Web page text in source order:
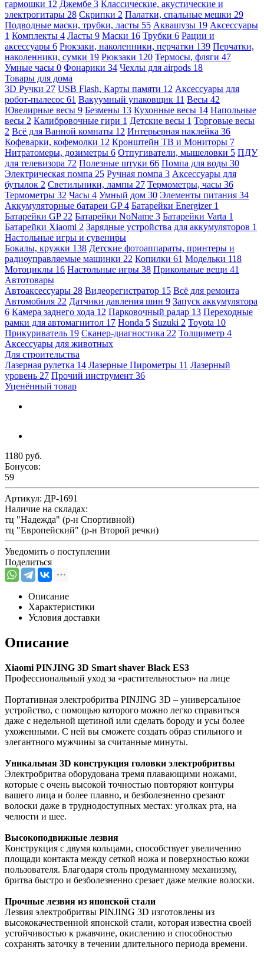
гармошки 12 Джембе 3 Классические, акустические и
электрогитары 28 Скрипки 2 Палатки, спальные мешки 29
Подводные маски, трубки, ласты 55 Аквашузы 19 Аксессуары
1 Комплекты 4 Ласты 9 Маски 16 Трубки 6 Рации и
аксессуары 6 Рюкзаки, наколенники, перчатки 139 Перчатки,
наколенники, сумки 19 Рюкзаки 120 Термосы, фляги 47
Умные часы 0 Фонарики 34 Чехлы для airpods 18
Товары для дома
3D Ручки 27 USB Flash, Карты памяти 12 Аксессуары для
робот-пылесос 61 Вакуумный упаковщик 11 Весы 42
Ювелирные весы 9 Безмены 13 Кухонные весы 14 Напольные
весы 2 Калибровочные гири 1 Детские весы 1 Торговые весы
2 Всё для Ванной комнаты 12 Интерьерная наклейка 36
Кофеварки, кофемолки 12 Кронштейн ТВ и Мониторы 7
Нитратомеры, дозиметры 6 Отпугиватели, мышеловки 5 ПДУ
для телевизора 72 Полезные штуки 66 Помпа для воды 30
Электрическая помпа 25 Ручная помпа 3 Аксессуары для
бутылок 2 Светильники, лампы 27 Термометры, часы 36
Термометры 32 Часы 4 Умный дом 30 Элементы питания 34
Аккумуляторные батареи GP4 Батарейки Energizer 1
Батарейки GP 22 Батарейки NoName 3 Батарейки Varta 1
Батарейки Xiaomi 2 Зарядные устройства для аккумуляторов 1
Настольные игры и сувениры
Бокалы, кружки 138 Детские фотоаппараты, принтеры и
радиоуправляемые машинки 22 Копилки 61 Модельки 118
Мотоциклы 16 Настольные игры 38 Прикольные вещи 41
Автотовары
Автоаксессуары 28 Видеорегистратор 15 Всё для ремонта
Автомобиля 22 Датчики давления шин 9 Запуск аккумулятора
6 Камера заднего хода 12 Парковочный радар 13 Переходные
рамки для автомагнитол 17 Honda 5 Suzuki 2 Toyota 10
Прикуриватель 19 Сканер-диагностика 22 Толщиметр 4
Аксессуары для животных
Для строительства
Лазерная рулетка 14 Лазерные Пирометры 11 Лазерный
уровень 27 Прочий инструмент 36
Уценённый товар
1180 руб.
Бонусов:
59
Артикул: ДР-1691
Наличие на складах:
тц "Надежда" (р-н Спортивной)
тц "Европейский" (р-н Второй речки)
Уведомить о поступлении
Поделиться
Описание
Характеристики
Условия доставки
Описание
Xiaomi PINJING 3D Smart shaver Black ES3
Профессиональный уход за «растительностью» на лице
Портативная электробритва PINJING 3D – универсальное
устройство, с помощью которого можно легко справиться
даже с недельной щетиной или сделать бороду и усы более
ухоженными. С ней вы сможете создать образ стильного и
элегантного мужчины за считанные минуты.
Уникальная 3D конструкция головки электробритвы
Электробритва оборудована тремя плавающими ножами,
которые с очень высокой точностью повторяют контуры
вашего лица и более плавно, и безболезненно срезают
волоски даже в труднодоступных местах: уголках рта, на
челюсти и шее.
Высокоподвижные лезвия
Конструкция с двумя кольцами, способствует увеличению
площади контакта между сеткой ножа и поверхностью кожи
пользователя. Благодаря столь продуманному механизму,
бритва быстро и безболезненно срезает даже мелкие волоски.
Прочные лезвия из японской стали
Лезвия электробритвы PINJING 3D изготовлены из
высококачественной японской стали, которая известна своей
устойчивостью к ржавчине, окислению и способностью
сохранять заточку в течении длительного периода времени.